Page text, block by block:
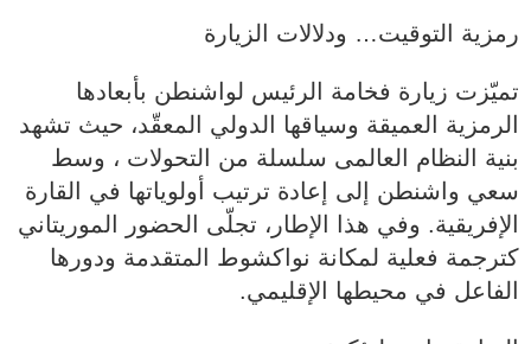
رمزية التوقيت… ودلالات الزيارة
تميّزت زيارة فخامة الرئيس لواشنطن بأبعادها
الرمزية العميقة وسياقها الدولي المعقّد، حيث تشهد
بنية النظام العالمى سلسلة من التحولات ، وسط
سعي واشنطن إلى إعادة ترتيب أولوياتها في القارة
الإفريقية. وفي هذا الإطار، تجلّى الحضور الموريتاني
كترجمة فعلية لمكانة نواكشوط المتقدمة ودورها
الفاعل في محيطها الإقليمي.